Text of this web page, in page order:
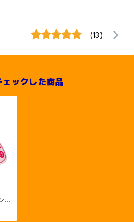
(13)
ェックした商品
ジ